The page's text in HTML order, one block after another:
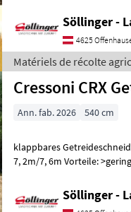
Söllinger -
4625
Matériels de récolte
Cressoni CRX
Ann. fab. 2026 540 cm
klappbares Getreideschneidwerk Arbeitsbreiten: 5, 4m / 6,
7, 2m/7, 6m Vorteile: >geringes Einsatzgewicht >großer
Söllinger -